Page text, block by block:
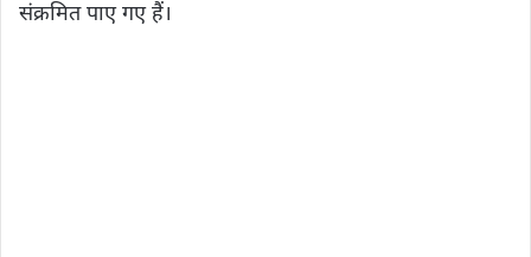
संक्रमित पाए गए हैं।